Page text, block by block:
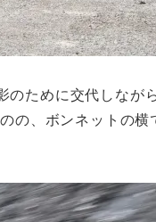
ために交代しなが
、ボンネットの